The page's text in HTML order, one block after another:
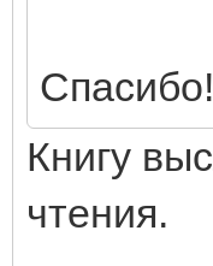
Спасибо!
Книгу
чтения.